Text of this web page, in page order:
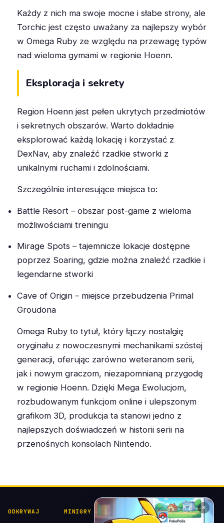
Każdy z nich ma swoje mocne i słabe strony, ale
Torchic jest często uważany za najlepszy wybór
w Omega Ruby ze względu na przewagę typów
nad wieloma gymami w regionie Hoenn.
Eksploracja i sekrety
Region Hoenn jest pełen ukrytych przedmiotów
i sekretnych obszarów. Warto dokładnie
eksplorować każdą lokację i korzystać z
DexNav, aby znaleźć rzadkie stworki z
unikalnymi ruchami i zdolnościami.
Szczególnie interesujące miejsca to:
Battle Resort – obszar post-game z wieloma
możliwościami treningu
Mirage Spots – tajemnicze lokacje dostępne
poprzez Soaring, gdzie można znaleźć rzadkie i
legendarne stworki
Cave of Origin – miejsce przebudzenia Primal
Groudona
Omega Ruby to tytuł, który łączy nostalgię
oryginału z nowoczesnymi mechanikami szóstej
generacji, oferując zarówno weteranom serii,
jak i nowym graczom, niezapomnianą przygodę
w regionie Hoenn. Dzięki Mega Ewolucjom,
rozbudowanym funkcjom online i ulepszonym
grafikom 3D, produkcja ta stanowi jedno z
najlepszych doświadczeń w historii serii na
przenośnych konsolach Nintendo.
ODKRYWAJ MINIGRY
POKÉDEX I
KOLEKCJE
POMOC I
KONTAKT
✕